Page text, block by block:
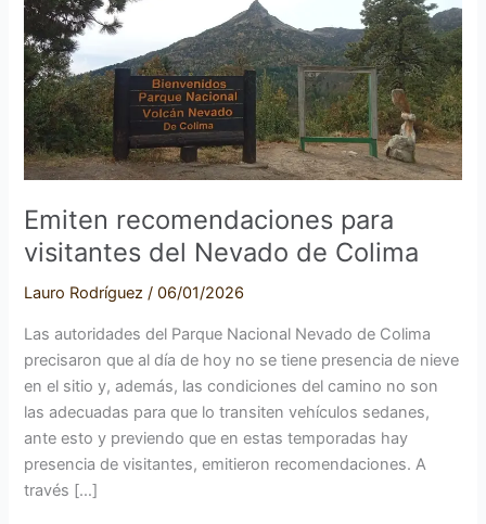
Emiten recomendaciones para
visitantes del Nevado de Colima
Lauro Rodríguez/06/01/2026
Las autoridades del Parque Nacional Nevado de Colima
precisaron que al día de hoy no se tiene presencia de nieve
en el sitio y, además, las condiciones del camino no son
las adecuadas para que lo transiten vehículos sedanes,
ante esto y previendo que en estas temporadas hay
presencia de visitantes, emitieron recomendaciones. A
través […]
visitantes
del
Nevado
de
Colima